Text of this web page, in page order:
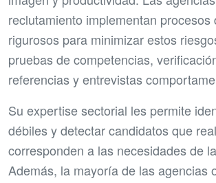
reclutamiento implementan procesos
rigurosos para minimizar estos
pruebas de competencias,
referencias y entrevistas
Su expertise sectorial les permite
débiles y detectar candidatos que
corresponden a las necesidades de
Además, la mayoría de las agencias